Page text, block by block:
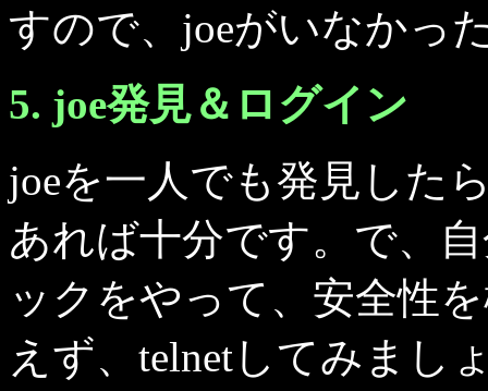
すので、joeがいなかっ
5. joe発見＆ログイン
joeを一人でも発見した
あれば十分です。で、
ックをやって、安全性
えず、telnetしてみまし